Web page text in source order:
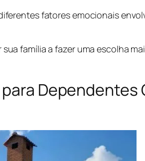
fatores emocionais
família a fazer uma escolha
Dependentes